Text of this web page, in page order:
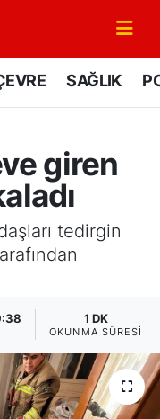
SAĞLIK
giren
tedirgin
1 DK
OKUNMA SÜRESI
Fikstür